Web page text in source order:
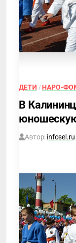
ДЕТИ /НАРО-
В
Автор: infosel.ru